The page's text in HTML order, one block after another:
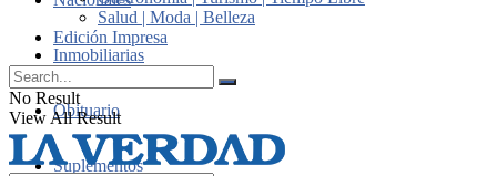
Inmobiliarias
Obituario
Suplementos
Salud | Moda | Belleza
Edición Impresa
No Result
View All Result